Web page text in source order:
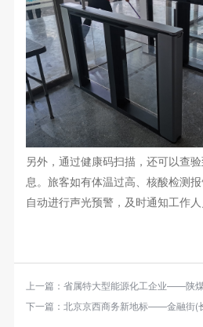
另外，通过健康码扫描，还可以查
息。旅客如有体温过高、核酸检测报
自动进行声光预警，及时通知工作人
上一篇： 省属特大型能源化工企业——陕煤集团蒲城清洁能源化工有
下一篇： 北京京西商务新地标——金融街(长安)体育中心“